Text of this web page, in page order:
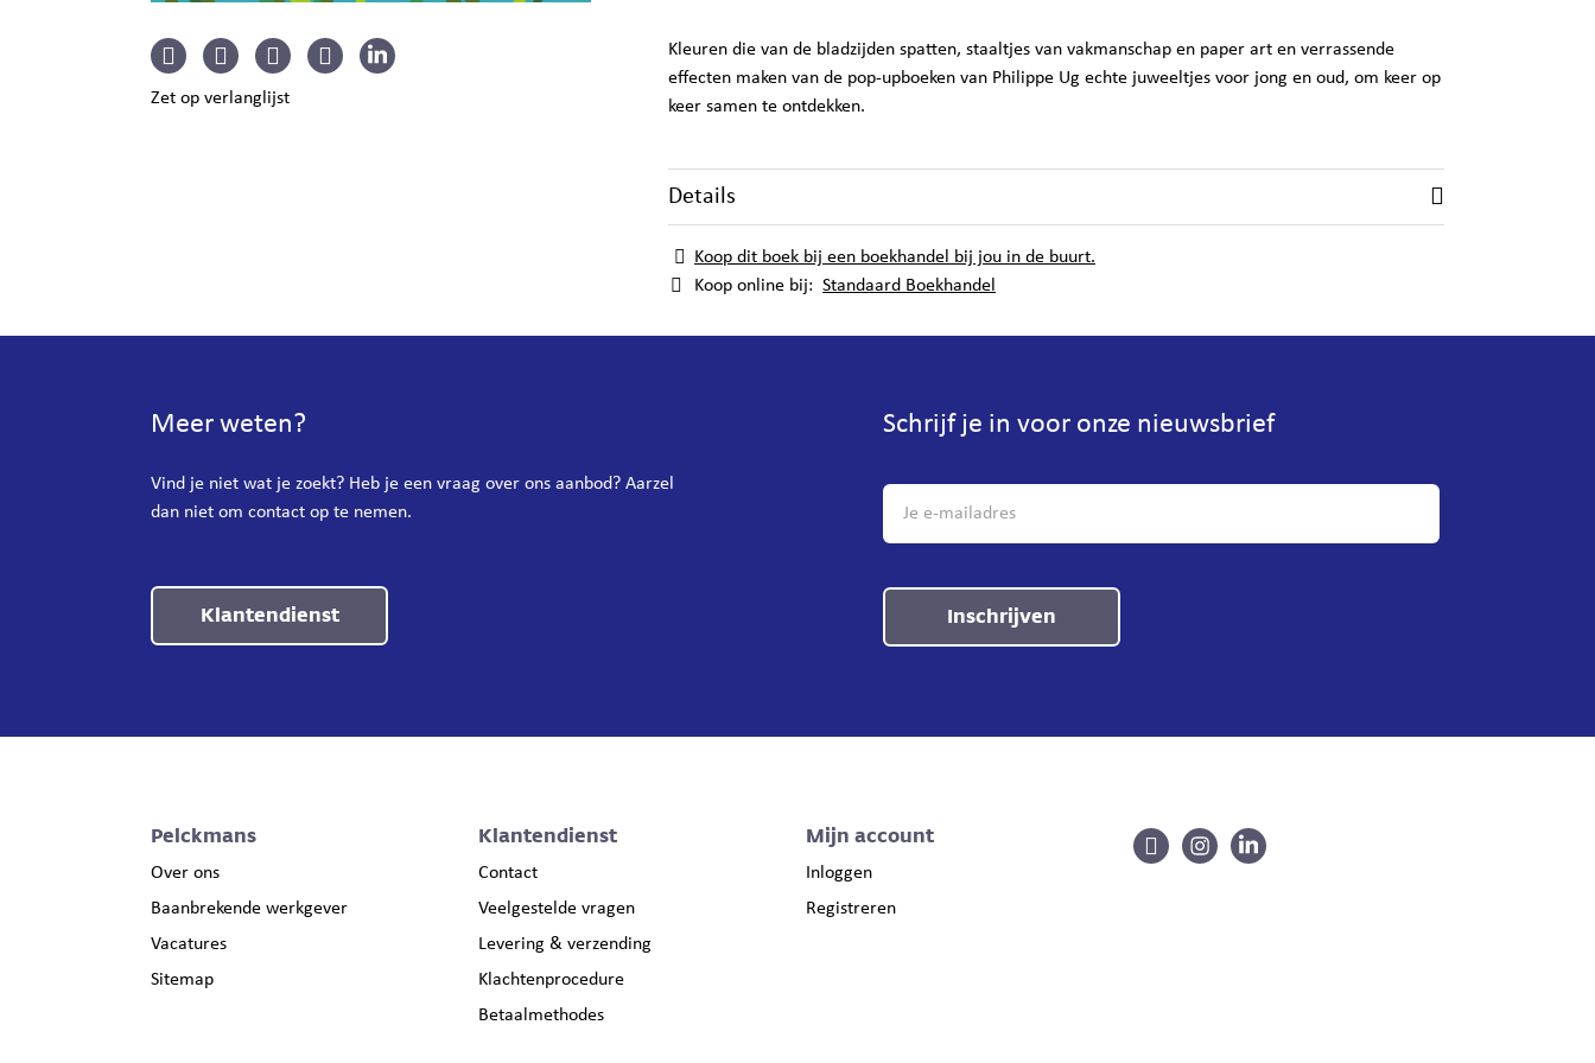
Zet op verlanglijst
Kleuren die van de bladzijden spatten, staaltjes van vakmanschap en paper art en verrassende
effecten maken van de pop-upboeken van Philippe Ug echte juweeltjes voor jong en oud, om keer op
keer samen te ontdekken.
Details
Koop dit boek bij een boekhandel bij jou in de buurt.
Koop online bij: Standaard Boekhandel
Meer weten?
Vind je niet wat je zoekt? Heb je een vraag over ons aanbod? Aarzel
dan niet om contact op te nemen.
Klantendienst
Schrijf je in voor onze nieuwsbrief
Inschrijven
Pelckmans
Over ons
Baanbrekende werkgever
Vacatures
Sitemap
Klantendienst
Contact
Veelgestelde vragen
Levering & verzending
Klachtenprocedure
Betaalmethodes
Mijn account
Inloggen
Registreren